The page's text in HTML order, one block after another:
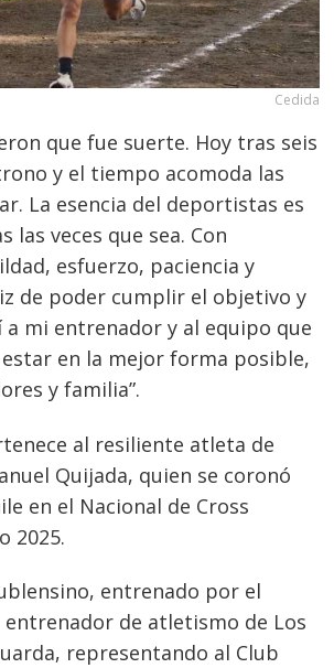
Cedida
que fue suerte. Hoy tras seis
y el tiempo acomoda las
La esencia del deportistas es
las veces que sea. Con
esfuerzo, paciencia y
de poder cumplir el objetivo y
a mi entrenador y al equipo que
en la mejor forma posible,
y familia”.
al resiliente atleta de
Quijada, quien se coronó
en el Nacional de Cross
2025.
entrenado por el
de atletismo de Los
representando al Club